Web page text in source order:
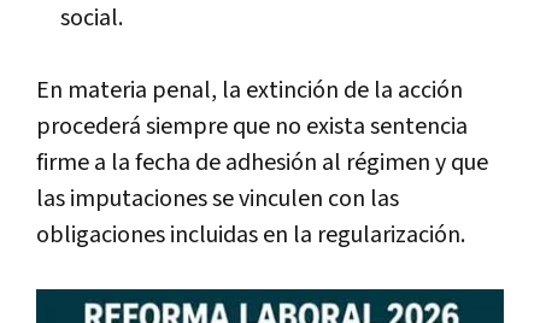
social.
En materia penal, la extinción de la acción
procederá siempre que no exista sentencia
firme a la fecha de adhesión al régimen y que
las imputaciones se vinculen con las
obligaciones incluidas en la regularización.